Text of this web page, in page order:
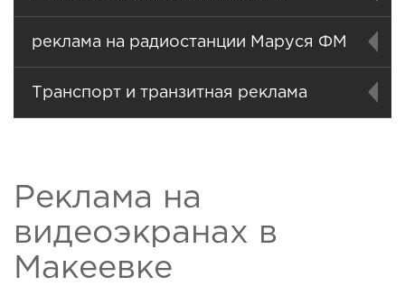
реклама на радиостанции Маруся ФМ
Транспорт и транзитная реклама
Реклама на
видеоэкранах в
Макеевке